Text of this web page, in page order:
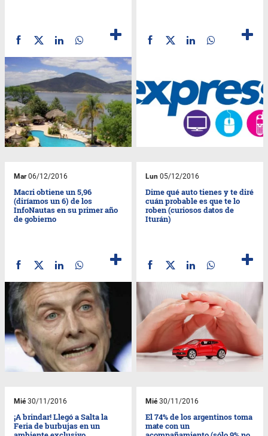
Mar06/12/2016
Macri obtiene un 5,96
(diríamos un 6) de los
InfoNautas en su primer año
de gobierno
Lun 05/12/2016
Dime qué auto tienes y te diré
cuán probable es que te lo
roben (curiosos datos de
Iturán)
Mié30/11/2016
¡A brindar! Llegó a Salta la
Feria de burbujas en un
Mié30/11/2016
El 74% de los argentinos toma
mate con un